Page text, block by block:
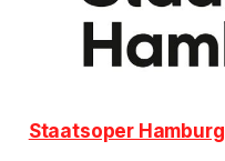
Staatsoper Hamburg